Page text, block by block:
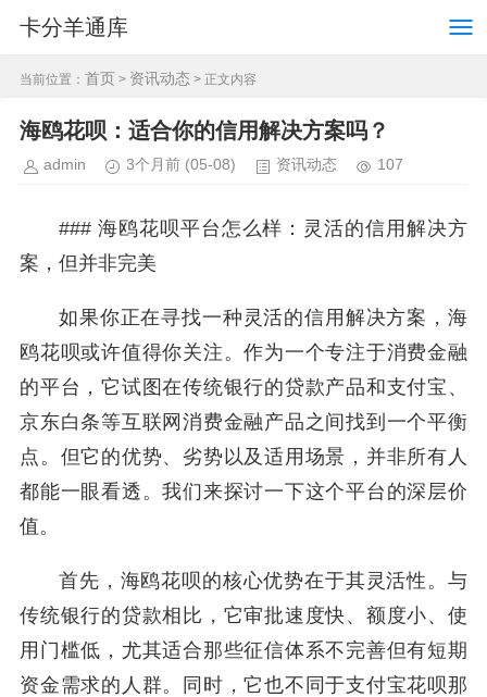
卡分羊通库
当前位置： 首页 > 资讯动态 > 正文内容
海鸥花呗：适合你的信用解决方案吗？
admin 3个月前 (05-08) 资讯动态 107
### 海鸥花呗平台怎么样：灵活的信用解决方
案，但并非完美
如果你正在寻找一种灵活的信用解决方案，海
鸥花呗或许值得你关注。作为一个专注于消费金融
的平台，它试图在传统银行的贷款产品和支付宝、
京东白条等互联网消费金融产品之间找到一个平衡
点。但它的优势、劣势以及适用场景，并非所有人
都能一眼看透。我们来探讨一下这个平台的深层价
值。
首先，海鸥花呗的核心优势在于其灵活性。与
传统银行的贷款相比，它审批速度快、额度小、使
用门槛低，尤其适合那些征信体系不完善但有短期
资金需求的人群。同时，它也不同于支付宝花呗那